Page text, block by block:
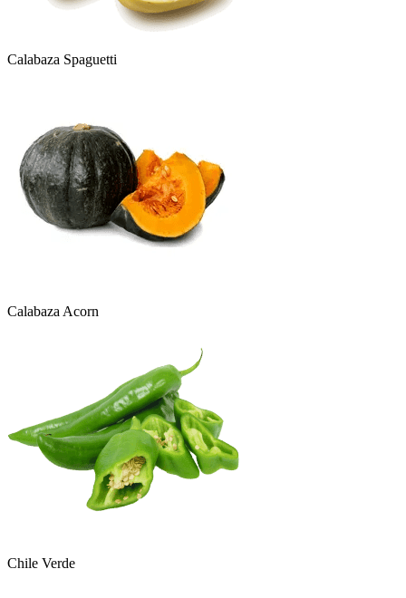
Calabaza Spaguetti
Calabaza Acorn
Chile Verde